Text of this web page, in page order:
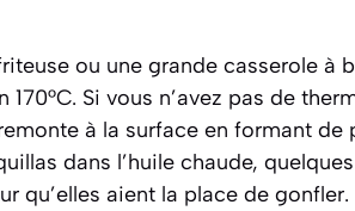
ou une grande casserole à
Si vous n’avez pas de
à la surface en formant
dans l’huile chaude,
qu’elles aient la place de